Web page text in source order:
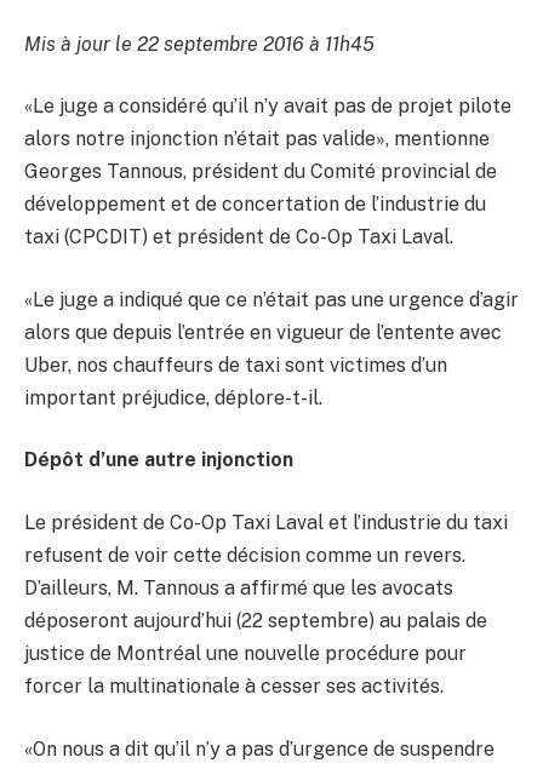
Mis à jour le 22 septembre 2016 à 11h45
«Le juge a considéré qu’il n’y avait pas de projet pilote
alors notre injonction n’était pas valide», mentionne
Georges Tannous, président du Comité provincial de
développement et de concertation de l’industrie du
taxi (CPCDIT) et président de Co-Op Taxi Laval.
«Le juge a indiqué que ce n’était pas une urgence d’agir
alors que depuis l’entrée en vigueur de l’entente avec
Uber, nos chauffeurs de taxi sont victimes d’un
important préjudice, déplore-t-il.
Dépôt d’une autre injonction
Le président de Co-Op Taxi Laval et l’industrie du taxi
refusent de voir cette décision comme un revers.
D’ailleurs, M. Tannous a affirmé que les avocats
déposeront aujourd’hui (22 septembre) au palais de
justice de Montréal une nouvelle procédure pour
forcer la multinationale à cesser ses activités.
«On nous a dit qu’il n’y a pas d’urgence de suspendre